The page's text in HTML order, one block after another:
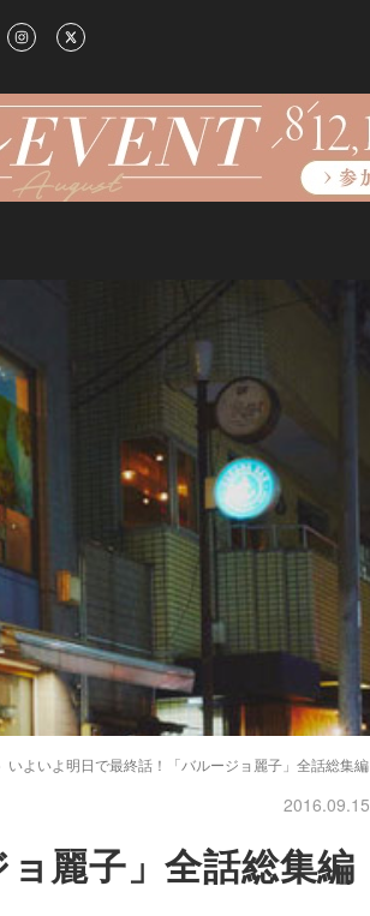
スタイル情報
いよいよ明日で最終話！「バルージョ麗子」全話総集編
2016.09.15
麗子」全話総集編